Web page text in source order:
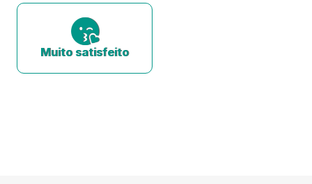
Muito satisfeito